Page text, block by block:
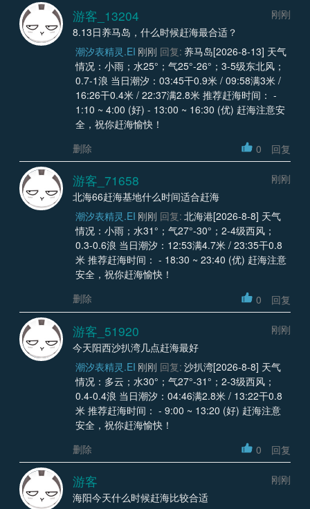
游客_13204
刚刚
8.13日养马岛，什么时候赶海最合适？
潮汐表精灵.EI 刚刚 回复: 养马岛[2026-8-13] 天气
情况：小雨；水25°；气25°-26°；3-5级东北风；
0.7-1浪 当日潮汐：03:45干0.9米 / 09:58满3米 /
16:26干0.4米 / 22:37满2.8米 推荐赶海时间： -
1:10 ~ 4:00 (好) - 13:00 ~ 16:30 (优) 赶海注意安
全，祝你赶海愉快！
删除
0 回复
游客_71658
刚刚
北海66赶海基地什么时间适合赶海
潮汐表精灵.EI 刚刚 回复: 北海港[2026-8-8] 天气
情况：小雨；水31°；气27°-30°；2-4级西风；
0.3-0.6浪 当日潮汐：12:53满4.7米 / 23:35干0.8
米 推荐赶海时间： - 18:30 ~ 23:40 (优) 赶海注意
安全，祝你赶海愉快！
删除
0 回复
游客_51920
刚刚
今天阳西沙扒湾几点赶海最好
潮汐表精灵.EI 刚刚 回复: 沙扒湾[2026-8-8] 天气
情况：多云；水30°；气27°-31°；2-3级西风；
0.4-0.4浪 当日潮汐：04:46满2.8米 / 13:22干0.8
米 推荐赶海时间： - 9:00 ~ 13:20 (好) 赶海注意
安全，祝你赶海愉快！
删除
0 回复
游客
刚刚
海阳今天什么时候赶海比较合适